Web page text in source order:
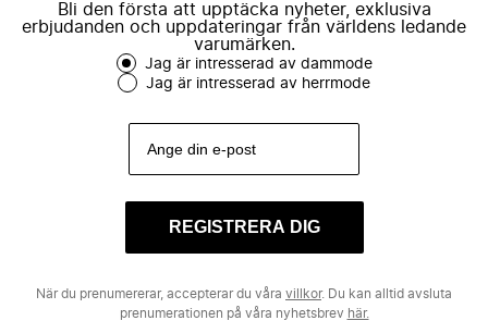
Bli den första att upptäcka nyheter, exklusiva
erbjudanden och uppdateringar från världens ledande
varumärken.
Jag är intresserad av dammode
Jag är intresserad av herrmode
REGISTRERA DIG
När du prenumererar, accepterar du våra villkor. Du kan alltid avsluta
prenumerationen på våra nyhetsbrev här.